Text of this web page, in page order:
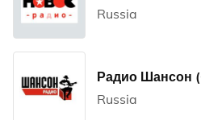
Russia
Радио Шансон
Russia